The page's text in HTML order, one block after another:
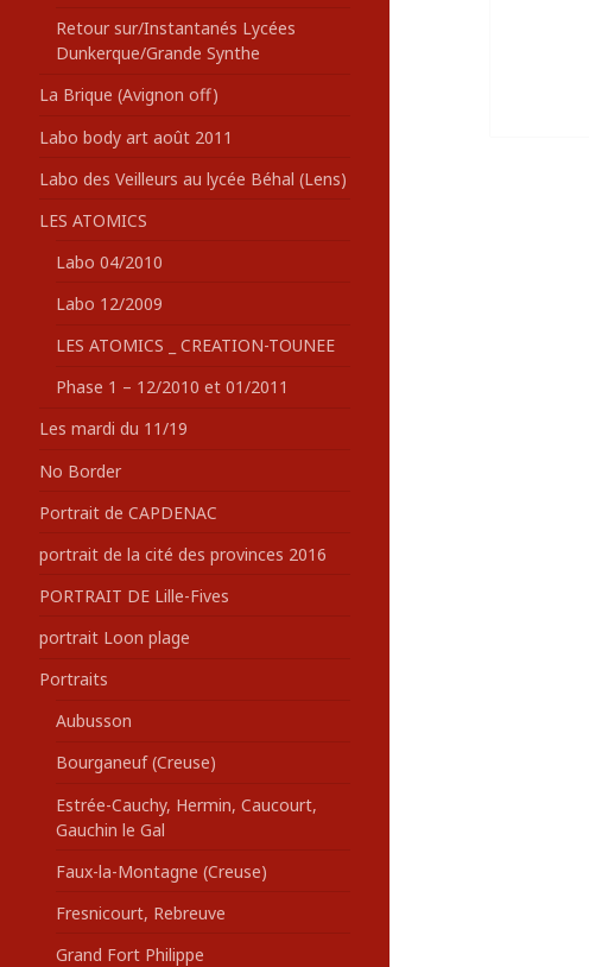
Retour sur/Instantanés Lycées
Dunkerque/Grande Synthe
La Brique (Avignon off)
Labo body art août 2011
Labo des Veilleurs au lycée Béhal (Lens)
LES ATOMICS
Labo 04/2010
Labo 12/2009
LES ATOMICS _ CREATION-TOUNEE
Phase 1 – 12/2010 et 01/2011
Les mardi du 11/19
No Border
Portrait de CAPDENAC
portrait de la cité des provinces 2016
PORTRAIT DE Lille-Fives
portrait Loon plage
Portraits
Aubusson
Bourganeuf (Creuse)
Estrée-Cauchy, Hermin, Caucourt,
Gauchin le Gal
Faux-la-Montagne (Creuse)
Fresnicourt, Rebreuve
Grand Fort Philippe